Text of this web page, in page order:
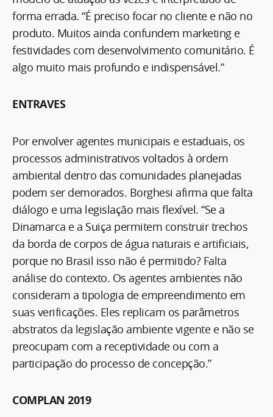
forma errada. “É preciso focar no cliente e não no
produto. Muitos ainda confundem marketing e
festividades com desenvolvimento comunitário. É
algo muito mais profundo e indispensável.”
ENTRAVES
Por envolver agentes municipais e estaduais, os
processos administrativos voltados à ordem
ambiental dentro das comunidades planejadas
podem ser demorados. Borghesi afirma que falta
diálogo e uma legislação mais flexível. “Se a
Dinamarca e a Suiça permitem construir trechos
da borda de corpos de água naturais e artificiais,
porque no Brasil isso não é permitido? Falta
análise do contexto. Os agentes ambientes não
consideram a tipologia de empreendimento em
suas verificações. Eles replicam os parâmetros
abstratos da legislação ambiente vigente e não se
preocupam com a receptividade ou com a
participação do processo de concepção.”
COMPLAN 2019